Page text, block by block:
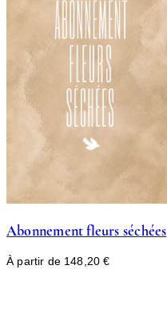
Abonnement fleurs séchées
À partir de 148,20€